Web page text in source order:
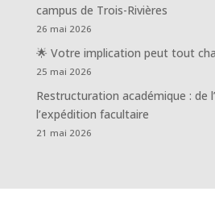
campus de Trois-Rivières
26 mai 2026
🌟 Votre implication peut tout
25 mai 2026
Restructuration académique : de
l’expédition facultaire
21 mai 2026